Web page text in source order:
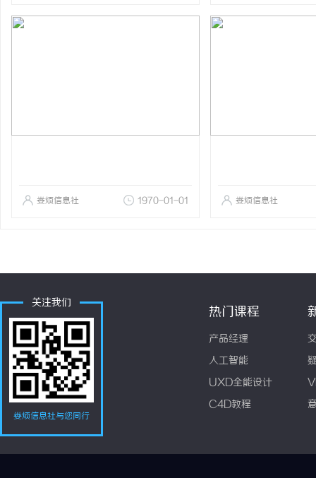
娄烦信息社 1970-01-01 娄烦信息社
关注我们
娄烦信息社与您同行
热门课程
产品经理
人工智能
UXD全能设计
C4D教程